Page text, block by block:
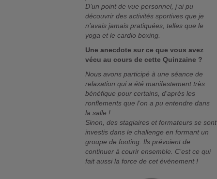
D’un point de vue personnel, j’ai pu
découvrir des activités sportives que je
n’avais jamais pratiquées, telles que le
yoga et le cardio boxing.
Une anecdote sur ce que vous avez
vécu au cours de cette Quinzaine ?
Nous avons participé à une séance de
relaxation qui a été manifestement très
bénéfique pour certains, d’après les
ronflements que l’on a pu entendre dans
la salle !
Sinon, des stagiaires et formateurs se sont
investis dans le challenge en formant un
groupe de footing. Ils prévoient de
continuer à courir ensemble. C’est ce qui
fait aussi la force de cet événement !